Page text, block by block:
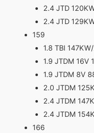
2.4 JTD
2.4 JTD
159
1.8 TBI
1.9 JTDM 16V
1.9 JTDM 8V
2.0 JTDM
2.4 JTDM
2.4 JTDM
166